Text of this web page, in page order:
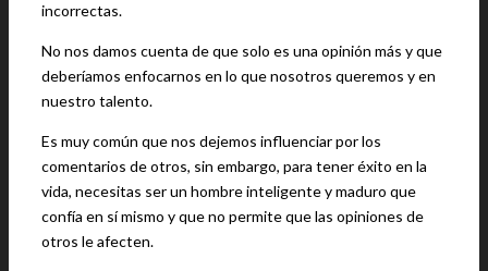
incorrectas.
No nos damos cuenta de que solo es una opinión más y que
deberíamos enfocarnos en lo que nosotros queremos y en
nuestro talento.
Es muy común que nos dejemos influenciar por los
comentarios de otros, sin embargo, para tener éxito en la
vida, necesitas ser un hombre inteligente y maduro que
confía en sí mismo y que no permite que las opiniones de
otros le afecten.